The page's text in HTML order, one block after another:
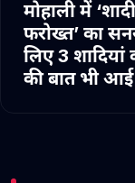
मोहाली में
फरोख्त’ का
लिए 3
की बात भी